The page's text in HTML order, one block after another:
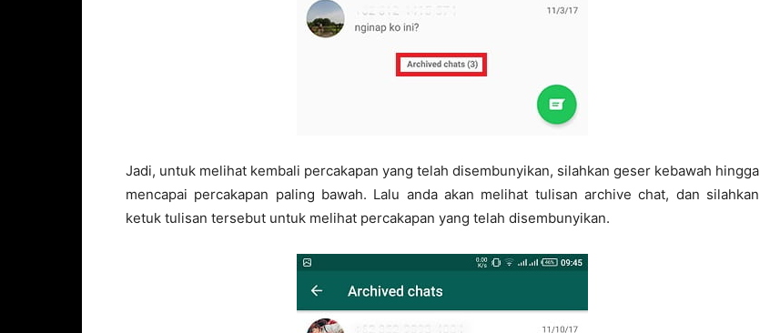
Jadi, untuk melihat kembali percakapan yang telah disembunyikan, silahkan geser kebawah hingga
mencapai percakapan paling bawah. Lalu anda akan melihat tulisan archive chat, dan silahkan
ketuk tulisan tersebut untuk melihat percakapan yang telah disembunyikan.